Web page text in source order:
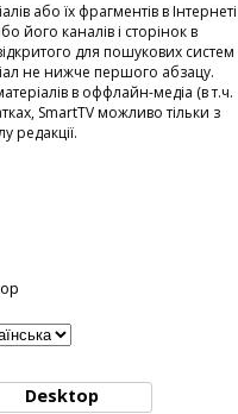
або їх фрагментів в Інтернеті
його каналів і сторінок в
для пошукових систем
не нижче першого абзацу.
в оффлайн-медіа (в т.ч.
SmartTV можливо тільки з
редакції.
Desktop